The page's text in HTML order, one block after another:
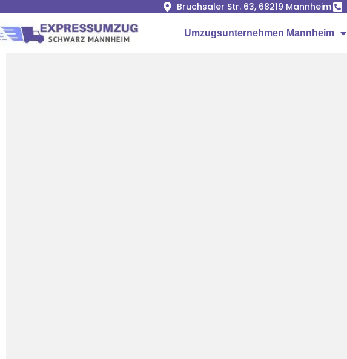
Bruchsaler Str. 63, 68219 Mannheim
Umzugsunternehmen Mannheim